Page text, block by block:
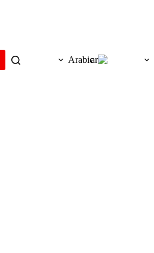
Arabic